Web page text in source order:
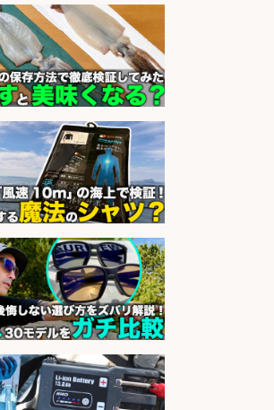
み/静岡県/沼津市
セイノースタッフサー
sponsored by 求人ボックス
荷作業～～/工場/製
プ株式会社
sponsored by 求人ボックス
/調理なし・軽作業
パック詰め 品出し/
希望休が取得で
ホットスタッフ五日市
sponsored by 求人ボックス